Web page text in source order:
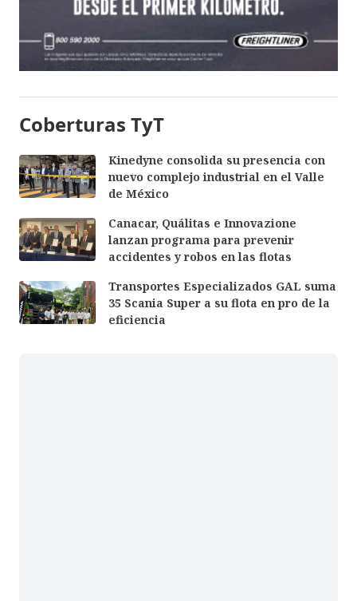
Coberturas TyT
Kinedyne consolida su presencia con
nuevo complejo industrial en el Valle
de México
Canacar, Quálitas e Innovazione
lanzan programa para prevenir
accidentes y robos en las flotas
Transportes Especializados GAL suma
35 Scania Super a su flota en pro de la
eficiencia